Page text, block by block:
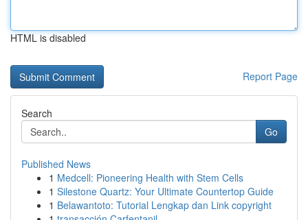
HTML is disabled
Report Page
Search
Go
Published News
1 Medcell: Pioneering Health with Stem Cells
1 Silestone Quartz: Your Ultimate Countertop Guide
1 Belawantoto: Tutorial Lengkap dan Link copyright